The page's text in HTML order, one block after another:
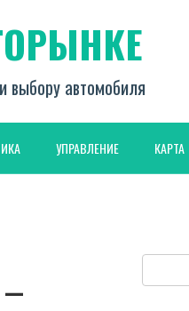
выбору автомобиля
УПРАВЛЕНИЕ КАРТА
—